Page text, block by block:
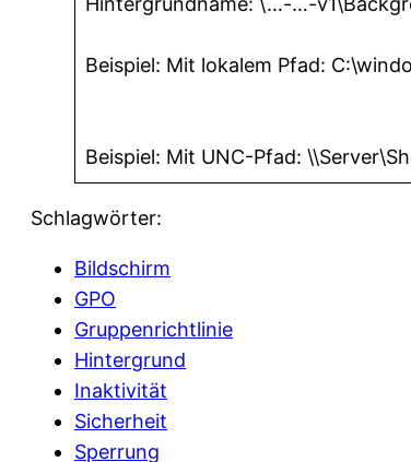
Beispiel: Mit lokalem Pfad:
Beispiel: Mit UNC-Pfad:
Schlagwörter:
Bildschirm
GPO
Gruppenrichtlinie
Hintergrund
Inaktivität
Sicherheit
Sperrung